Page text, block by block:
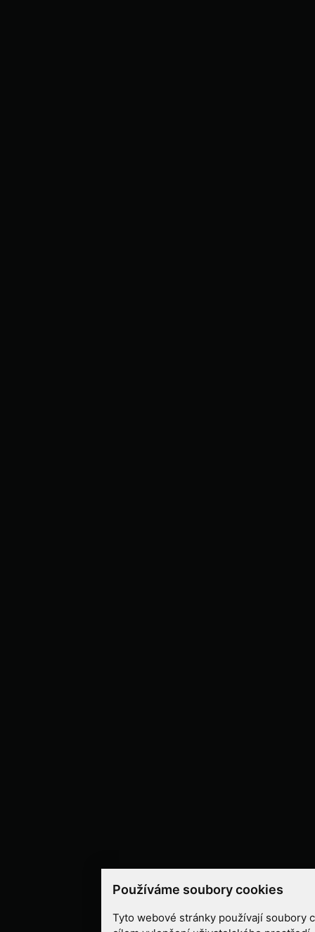
Používáme soubory cookies
Tyto webové stránky používají soubory